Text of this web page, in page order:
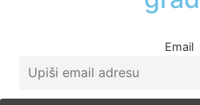
Najčitanije